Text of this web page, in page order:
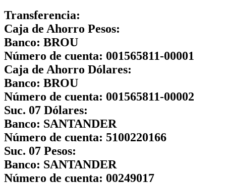
Transferencia:
Caja de Ahorro Pesos:
Banco: BROU
Número de cuenta: 001565811-00001
Caja de Ahorro Dólares:
Banco: BROU
Número de cuenta: 001565811-00002
Suc. 07 Dólares:
Banco: SANTANDER
Número de cuenta: 5100220166
Suc. 07 Pesos:
Banco: SANTANDER
Número de cuenta: 00249017